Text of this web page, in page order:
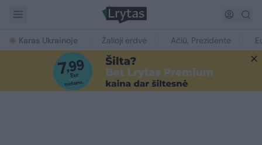
Karas Ukrainoje Žalioji erdvė Ačiū, Prezidente